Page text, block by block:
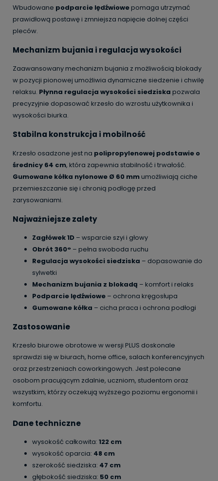
Wbudowane podparcie lędźwiowepomaga utrzymać
prawidłową postawę i zmniejsza napięcie dolnej części
pleców.
Mechanizm bujania i regulacja wysokości
Zaawansowany mechanizm bujania z możliwością blokady
w pozycji pionowej umożliwia dynamiczne siedzenie i chwilę
relaksu. Płynna regulacja wysokości siedziska pozwala
precyzyjnie dopasować krzesło do wzrostu użytkownika i
wysokości biurka.
Stabilna konstrukcja i mobilność
Krzesło osadzone jest na polipropylenowej podstawie o
średnicy 64 cm, która zapewnia stabilność i trwałość.
Gumowane kółka nylonowe Ø 60 mmumożliwiają ciche
przemieszczanie się i chronią podłogę przed
zarysowaniami.
Najważniejsze zalety
Zagłówek 1D – wsparcie szyi i głowy
Obrót 360° – pełna swoboda ruchu
Regulacja wysokości siedziska – dopasowanie do
sylwetki
Mechanizm bujania z blokadą – komfort i relaks
Podparcie lędźwiowe – ochrona kręgosłupa
Gumowane kółka – cicha praca i ochrona podłogi
Zastosowanie
Krzesło biurowe obrotowe w wersji PLUS doskonale
sprawdzi się w biurach, home office, salach konferencyjnych
oraz przestrzeniach coworkingowych. Jest polecane
osobom pracującym zdalnie, uczniom, studentom oraz
wszystkim, którzy oczekują wyższego poziomu ergonomii i
komfortu.
Dane techniczne
wysokość całkowita: 122 cm
wysokość oparcia: 48 cm
szerokość siedziska: 47 cm
głębokość siedziska: 50 cm